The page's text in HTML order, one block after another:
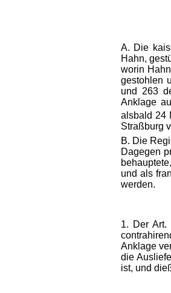
A. Die
Hahn,
worin
gestohlen
und 263
Anklage
alsbald 24
Straßburg
B. Die
Dagegen
und als
werden.
1. Der Art.
Anklage
die
ist, und